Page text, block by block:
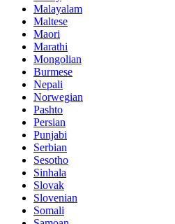
Malayalam
Maltese
Maori
Marathi
Mongolian
Burmese
Nepali
Norwegian
Pashto
Persian
Punjabi
Serbian
Sesotho
Sinhala
Slovak
Slovenian
Somali